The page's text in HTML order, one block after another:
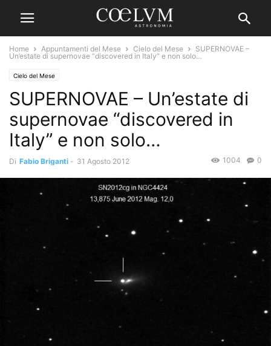
Home Appuntamenti del Mese Cielo del Mese
SUPERNOVAE –
Un’estate di supernovae “discovered in Italy” e non solo…
Cielo del Mese
SUPERNOVAE – Un’estate di
supernovae “discovered in
Italy” e non solo…
Di Fabio Briganti - 31 Agosto 2012 0
1004